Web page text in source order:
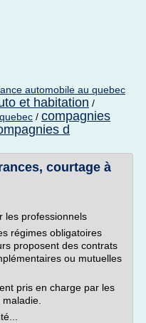
automobile au quebec
et habitation /
/ compagnies
d
courtage à
les professionnels
régimes obligatoires
proposent des contrats
ou mutuelles
pris en charge par les